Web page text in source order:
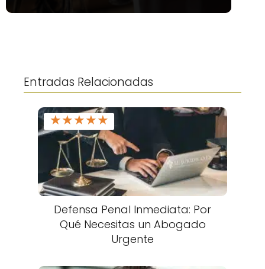
Entradas Relacionadas
★★★★★
Defensa Penal Inmediata: Por
Qué Necesitas un Abogado
Urgente